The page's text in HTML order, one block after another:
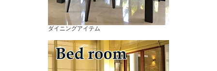
ダイニングアイテム